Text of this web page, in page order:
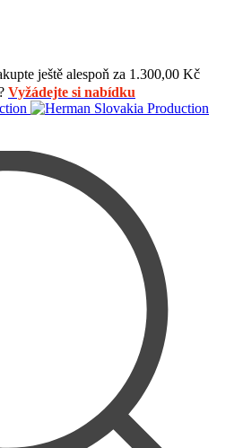
ještě alespoň za 1.300,00 Kč
Vyžádejte si nabídku